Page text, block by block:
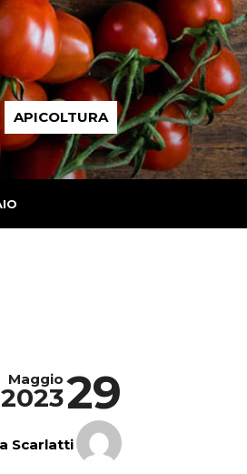
APICOLTURA
29
Maggio
2023
Scarlatti